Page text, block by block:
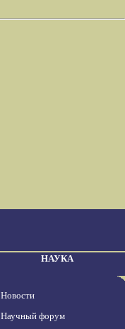
НАУКА
Новости
Научный форум